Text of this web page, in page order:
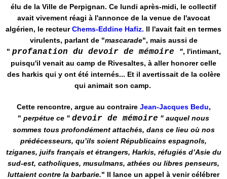
élu de la Ville de Perpignan. Ce lundi après-midi, le collectif
avait vivement réagi à l'annonce de la venue de l'avocat
algérien, le recteurChems-Eddine Hafiz. Il l'avait fait en termes
virulents, parlant de "mascarade", mais aussi de
" profanation du devoir de mémoire ", l'intimant,
puisqu'il venait au camp de Rivesaltes, à aller honorer celle
des harkis qui y ont été internés... Et il avertissait de la colère
qui animait son camp.
Cette rencontre, argue au contraire Jean-Jacques Bedu,
" perpétue ce " devoir de mémoire " auquel nous
sommes tous profondément attachés, dans ce lieu où nos
prédécesseurs, qu’ils soient Républicains espagnols,
tziganes, juifs français et étrangers, Harkis, réfugiés d’Asie du
sud-est, catholiques, musulmans, athées ou libres penseurs,
luttaient contre la barbarie." Il lance un appel à venir célébrer